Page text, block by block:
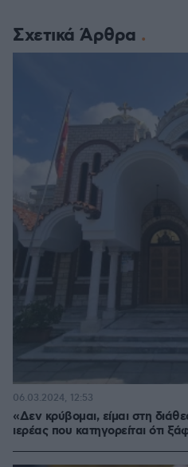
Σχετικά Άρθρα
«Δεν κρύβομαι, είμαι στη
ιερέας που κατηγορείται ότι
06.03.2024, 12:53